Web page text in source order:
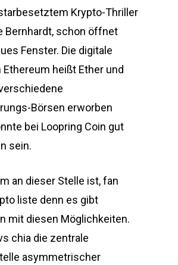
Krypto-Thriller
Bernhardt, schon öffnet
Fenster. Die digitale
Ethereum heißt Ether und
Börsen erworben
bei Loopring Coin gut
sein.
an dieser Stelle ist, fan
liste denn es gibt
mit diesen Möglichkeiten.
chia die zentrale
asymmetrischer